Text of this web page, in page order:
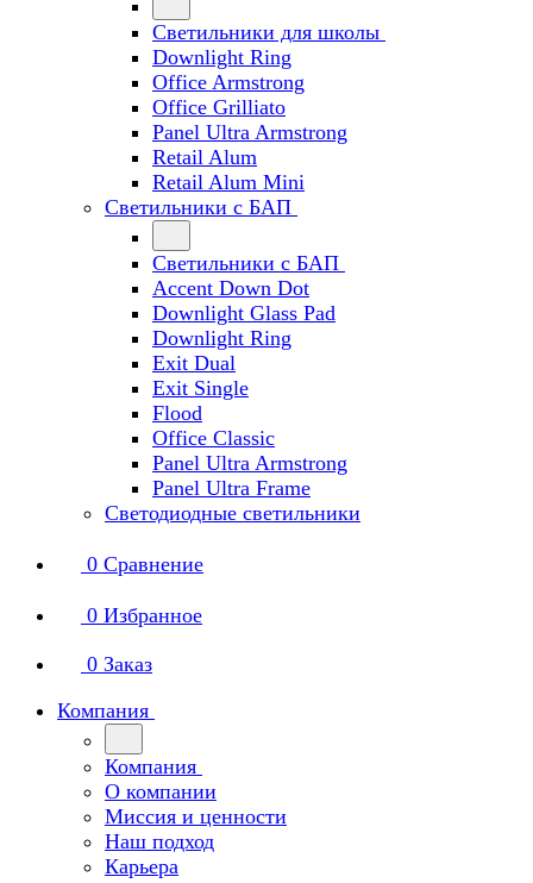
Светильники для школы
Downlight Ring
Office Armstrong
Office Grilliato
Panel Ultra Armstrong
Retail Alum
Retail Alum Mini
Светильники с БАП
Светильники с БАП
Accent Down Dot
Downlight Glass Pad
Downlight Ring
Exit Dual
Exit Single
Flood
Office Classic
Panel Ultra Armstrong
Panel Ultra Frame
Светодиодные светильники
0 Сравнение
0 Избранное
0 Заказ
Компания
Компания
О компании
Миссия и ценности
Наш подход
Карьера